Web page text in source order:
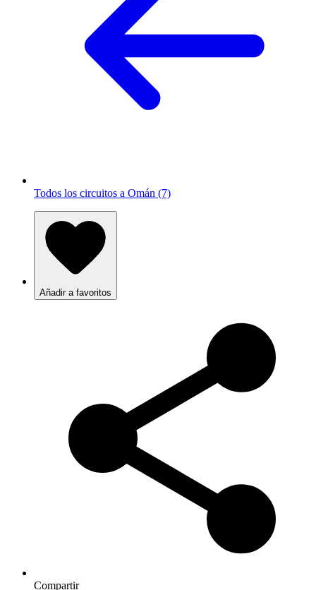
Todos los circuitos a Omán (7)
Añadir a favoritos
Compartir